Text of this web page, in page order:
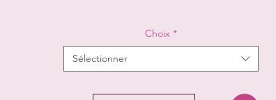
Choix *
Sélectionner